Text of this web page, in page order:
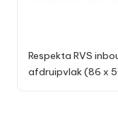
Respekta RVS
afdruipvlak (86 x